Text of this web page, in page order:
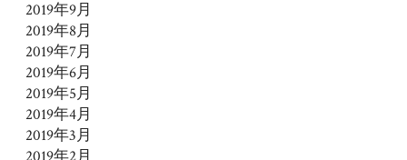
2019年9月
2019年8月
2019年7月
2019年6月
2019年5月
2019年4月
2019年3月